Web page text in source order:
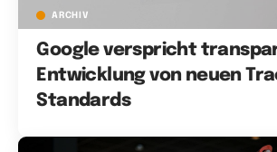
ARCHIV
Google verspricht
Entwicklung von neuen
Standards